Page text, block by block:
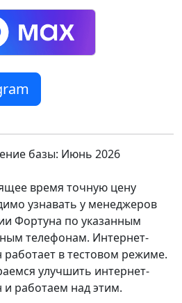
[2]
[1]
[5]
[3]
[1]
[1]
[5]
[1]
[1]
базы: Июнь 2026
время точную цену
узнавать у менеджеров
Фортуна по указанным
телефонам. Интернет-
работает в тестовом режиме.
улучшить интернет-
и работаем над этим.